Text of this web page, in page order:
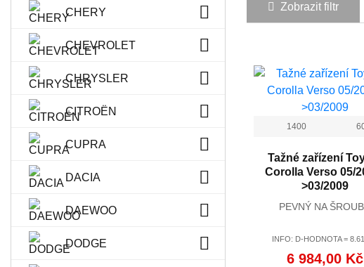
CHERY
CHEVROLET
CHRYSLER
CITROËN
CUPRA
DACIA
DAEWOO
DODGE
Zobrazit filtr
1400
Tažné zařízení
Corolla Verso 05/
>03/2009
PEVNÝ NA
INFO: D-HODNOTA =
6 984,00 Kč